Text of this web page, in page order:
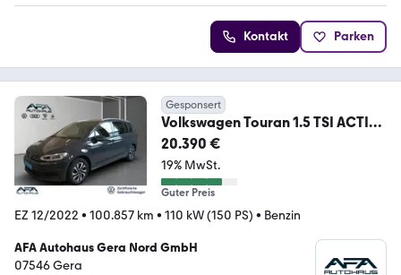
Kontakt Parken
Gesponsert
Volkswagen Touran 1.5 TSI ACTIVE
AHK*RFK*ACC*Navi*LED
20.390 €
19% MwSt.
Guter Preis
EZ 12/2022 • 100.857 km • 110 kW (150 PS) • Benzin
AFA Autohaus Gera Nord GmbH
07546 Gera